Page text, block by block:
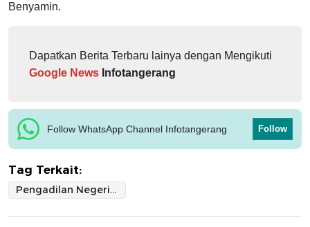
Benyamin.
Dapatkan Berita Terbaru lainya dengan Mengikuti
Google News Infotangerang
Follow WhatsApp Channel Infotangerang Follow
Tag Terkait:
Pengadilan Negeri Tangsel